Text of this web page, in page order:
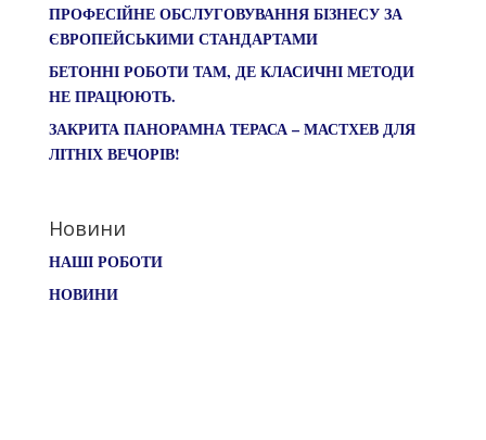
ПРОФЕСІЙНЕ ОБСЛУГОВУВАННЯ БІЗНЕСУ ЗА
ЄВРОПЕЙСЬКИМИ СТАНДАРТАМИ
БЕТОННІ РОБОТИ ТАМ, ДЕ КЛАСИЧНІ МЕТОДИ
НЕ ПРАЦЮЮТЬ.
ЗАКРИТА ПАНОРАМНА ТЕРАСА – МАСТХЕВ ДЛЯ
ЛІТНІХ ВЕЧОРІВ!
Новини
НАШІ РОБОТИ
НОВИНИ